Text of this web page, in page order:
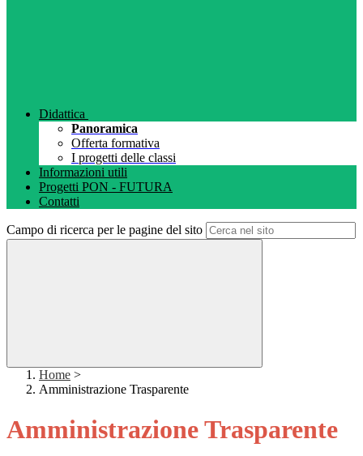
Didattica
Panoramica
Offerta formativa
I progetti delle classi
Informazioni utili
Progetti PON - FUTURA
Contatti
Campo di ricerca per le pagine del sito
Home >
Amministrazione Trasparente
Amministrazione Trasparente